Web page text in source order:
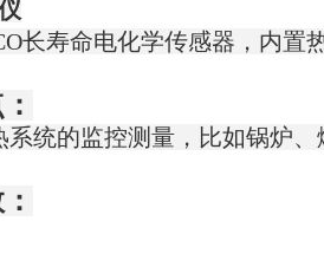
长寿命电化学传感器，内
统的监控测量，比如锅炉、燃